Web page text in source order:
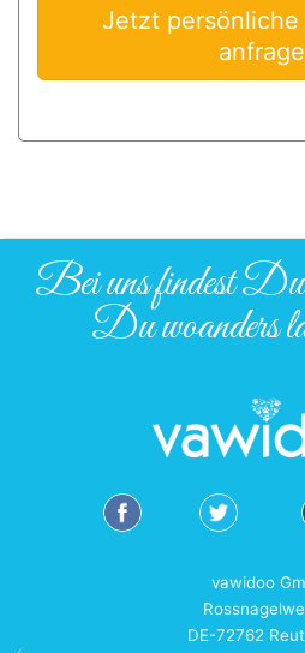
Jetzt
Bei uns findest
Du woanders
vawidoo
DE-72762